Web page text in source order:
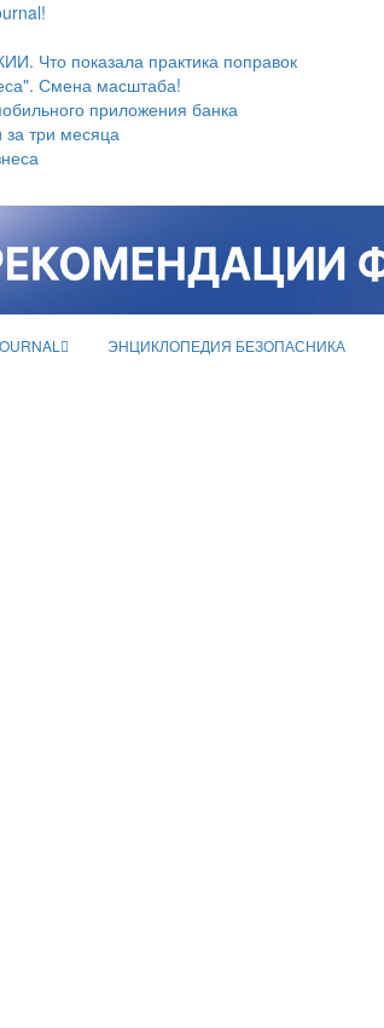
Что показала практика поправок
Смена масштаба!
приложения банка
за три месяца
ЭНЦИКЛОПЕДИЯ БЕЗОПАСНИКА